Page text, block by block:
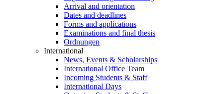
Arrival and orientation
Dates and deadlines
Forms and applications
Examinations and final thesis
Ordnungen
International
News, Events & Scholarships
International Office Team
Incoming Students & Staff
International Days